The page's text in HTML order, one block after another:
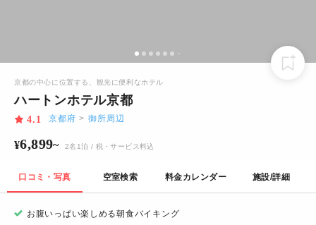
京都の中心に位置する、観光に便利なホテル
ハートンホテル京都
4.1 京都府 > 御所周辺
¥6,899~ 2名 1泊 / 税・サービス料込
口コミ・写真 空室検索 料金カレンダー 施設/詳細
お腹いっぱい楽しめる朝食バイキング